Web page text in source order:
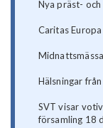
Nya präst-
Caritas
Hälsningar
SVT visar
församling 18